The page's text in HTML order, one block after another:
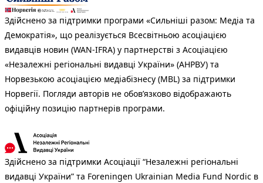
Здійснено за підтримки програми «Сильніші разом: Медіа та
Демократія», що реалізується Всесвітньою асоціацією
видавців новин (WAN-IFRA) у партнерстві з Асоціацією
«Незалежні регіональні видавці України» (АНРВУ) та
Норвезькою асоціацією медіабізнесу (MBL) за підтримки
Норвегії. Погляди авторів не обов’язково відображають
офіційну позицію партнерів програми.
Здійснено за підтримки Асоціації “Незалежні регіональні
видавці України” та Foreningen Ukrainian Media Fund Nordic в